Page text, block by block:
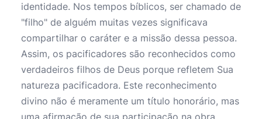
identidade. Nos tempos bíblicos, ser chamado de
"filho" de alguém muitas vezes significava
compartilhar o caráter e a missão dessa pessoa.
Assim, os pacificadores são reconhecidos como
verdadeiros filhos de Deus porque refletem Sua
natureza pacificadora. Este reconhecimento
divino não é meramente um título honorário, mas
uma afirmação de sua participação na obra